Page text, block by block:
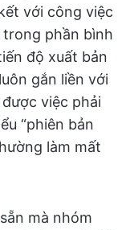
với công việc
phần bình
độ xuất bản
gắn liền với
việc phải
“phiên bản
làm mất
mà nhóm